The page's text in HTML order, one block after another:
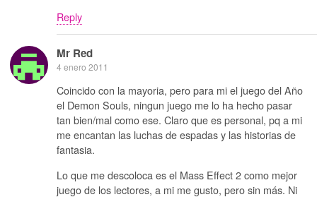
Reply
Mr Red
4 enero 2011
Coincido con la mayoria, pero para mi el juego del Año
el Demon Souls, ningun juego me lo ha hecho pasar
tan bien/mal como ese. Claro que es personal, pq a mi
me encantan las luchas de espadas y las historias de
fantasia.
Lo que me descoloca es el Mass Effect 2 como mejor
juego de los lectores, a mi me gusto, pero sin más. Ni